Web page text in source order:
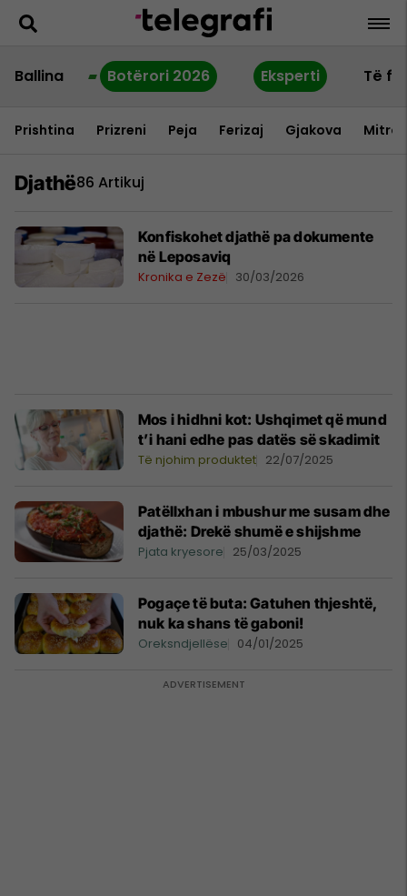
Ballina Botërori 2026 Eksperti Të
Prishtina Prizreni Peja Ferizaj Gjakova
Djathë86 Artikuj
Konfiskohet djathë pa dokumente
në Leposaviq
Kronika e Zezë 30/03/2026
Mos i hidhni kot: Ushqimet që mund
t’i hani edhe pas datës së skadimit
Të njohim produktet 22/07/2025
Patëllxhan i mbushur me susam dhe
djathë: Drekë shumë e shijshme
Pjata kryesore 25/03/2025
Pogaçe të buta: Gatuhen thjeshtë,
nuk ka shans të gaboni!
Oreksndjellëse 04/01/2025